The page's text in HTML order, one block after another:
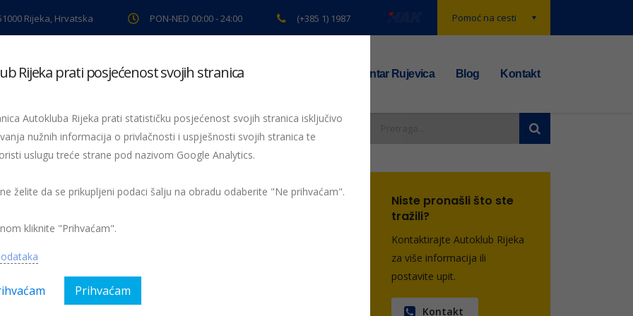
Pomoć na cesti
Rijeka, Hrvatska PON-NED 00:00 - 24:00 (+385 1) 1987
pregled Pomoć na cesti Servis Preventiva TS centar Rujevica Blog Kontakt
najmlađe Hakove
Rijeku
Niste pronašli što ste
tražili?
Kontaktirajte Autoklub Rijeka
za više informacija ili
postavite upit.
Kontakt
Rijeka prati posjećenost svojih stranica
Autokluba Rijeka prati statističku posjećenost svojih stranica isključivo
nužnih informacija o privlačnosti i uspješnosti svojih stranica te
uslugu treće strane pod nazivom Google Analytics.
želite da se prikupljeni podaci šalju na obradu odaberite "Ne prihvaćam".
kliknite "Prihvaćam".
Prihvaćam